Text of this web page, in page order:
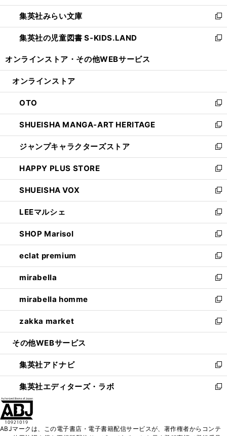
開
く
ウ
で
開
く
ン
ド
ウ
で
ウ
ィ
ン
ド
開
集英社みらい文庫
新
し
い
ン
ウ
で
開
く
集英社の児童図書 S-KIDS.LAND
新
ウ
ン
ド
ウ
で
開
く
オンラインストア・ その他WEBサービス
オンラインストア
OTO
新
し
い
ウ
ィ
ン
ド
ウ
で
開
く
SHUEISHA MANGA-ART HERITAGE
新
し
い
ウ
ィ
ン
ド
ウ
で
開
く
ジャンプキャラクターズストア
新
し
い
ウ
ィ
ン
ド
ウ
で
開
く
HAPPY PLUS STORE
新
し
い
ウ
ィ
ン
ド
ウ
で
開
く
SHUEISHA VOX
新
し
い
ウ
ィ
ン
ド
ウ
で
開
く
LEEマルシェ
新
し
い
ウ
ィ
ン
ド
ウ
で
開
く
SHOP Marisol
新
し
い
ウ
ィ
ン
ド
ウ
で
開
eclat premium
新
し
い
ウ
ィ
ン
ド
ウ
開
く
mirabella
新
し
い
ウ
ィ
ン
ウ
で
開
く
mirabella homme
新
し
い
ウ
ン
ド
ウ
で
zakka market
新
し
ウ
ィ
ン
ド
く
その他WEBサービス
集英社アドナビ
新
し
い
ド
集英社エディターズ・ラボ
新
ィ
ABJマークは、この電子書店・電子書籍配信サービスが、著作権者からコンテ